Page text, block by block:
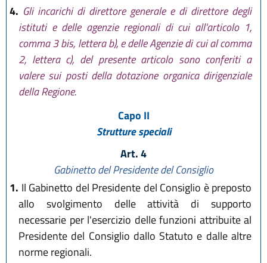
4. Gli incarichi di direttore generale e di direttore degli
istituti e delle agenzie regionali di cui all'articolo 1,
comma 3 bis, lettera b), e delle Agenzie di cui al comma
2, lettera c), del presente articolo sono conferiti a
valere sui posti della dotazione organica dirigenziale
della Regione.
Capo II
Strutture speciali
Art. 4
Gabinetto del Presidente del Consiglio
1. Il Gabinetto del Presidente del Consiglio è preposto
allo svolgimento delle attività di supporto
necessarie per l'esercizio delle funzioni attribuite al
Presidente del Consiglio dallo Statuto e dalle altre
norme regionali.